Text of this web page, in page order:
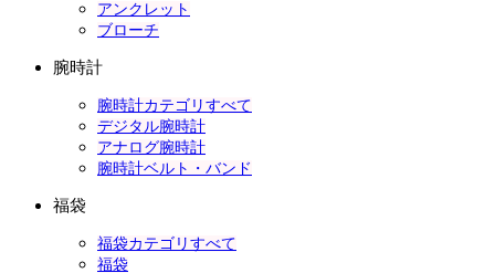
アンクレット
ブローチ
腕時計
腕時計カテゴリすべて
デジタル腕時計
アナログ腕時計
腕時計ベルト・バンド
福袋
福袋カテゴリすべて
福袋